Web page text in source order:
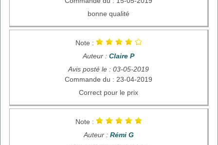
bonne qualité
Note :
Auteur : Claire P
Avis posté le : 03-05-2019
Commande du : 23-04-2019
Correct pour le prix
Note :
Auteur : Rémi G